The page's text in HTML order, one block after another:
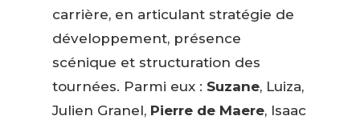
carrière, en articulant stratégie de
développement, présence
scénique et structuration des
tournées. Parmi eux : Suzane, Luiza,
Julien Granel, Pierre de Maere, Isaac